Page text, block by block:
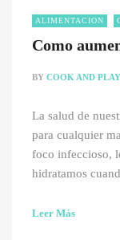
ALIMENTACION
Como
BY COOK AND PLAY
La salud de
para cualquier
foco infeccioso,
hidratamos
Leer Más